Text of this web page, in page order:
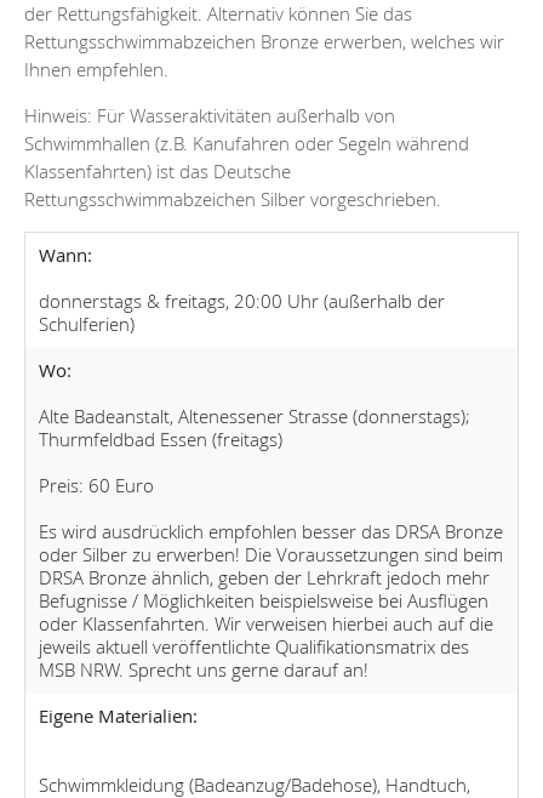
der Rettungsfähigkeit. Alternativ können Sie das
Rettungsschwimmabzeichen Bronze erwerben, welches wir
Ihnen empfehlen.
Hinweis: Für Wasseraktivitäten außerhalb von
Schwimmhallen (z.B. Kanufahren oder Segeln während
Klassenfahrten) ist das Deutsche
Rettungsschwimmabzeichen Silber vorgeschrieben.
Wann:
donnerstags & freitags, 20:00 Uhr (außerhalb der
Schulferien)
Wo:
Alte Badeanstalt, Altenessener Strasse (donnerstags);
Thurmfeldbad Essen (freitags)
Preis: 60 Euro
Es wird ausdrücklich empfohlen besser das DRSA Bronze
oder Silber zu erwerben! Die Voraussetzungen sind beim
DRSA Bronze ähnlich, geben der Lehrkraft jedoch mehr
Befugnisse / Möglichkeiten beispielsweise bei Ausflügen
oder Klassenfahrten. Wir verweisen hierbei auch auf die
jeweils aktuell veröffentlichte Qualifikationsmatrix des
MSB NRW. Sprecht uns gerne darauf an!
Eigene Materialien:
Schwimmkleidung (Badeanzug/Badehose), Handtuch,